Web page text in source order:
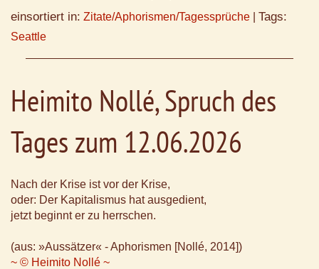
einsortiert in: Zitate/Aphorismen/Tagessprüche Tags:
Seattle
Heimito Nollé, Spruch des
Tages zum 12.06.2026
Nach der Krise ist vor der Krise,
oder: Der Kapitalismus hat ausgedient,
jetzt beginnt er zu herrschen.
(aus: »Aussätzer« - Aphorismen [Nollé, 2014])
~ © Heimito Nollé ~